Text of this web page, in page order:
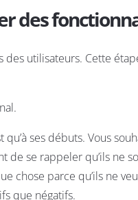
des
utilisateurs. Cette
ses débuts. Vous
de se rappeler qu’ils ne
chose parce qu’ils ne
que négatifs.